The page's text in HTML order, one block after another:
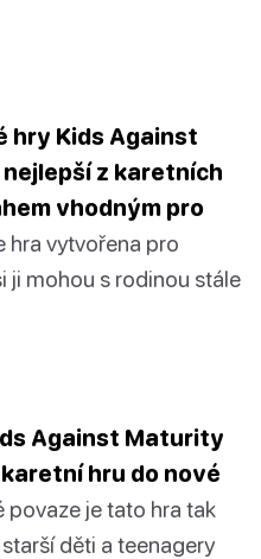
hry Kids Against
z karetních
vhodným pro
hra vytvořena pro
ji mohou s rodinou stále
Against Maturity
hru do nové
povaze je tato hra tak
děti a teenagery